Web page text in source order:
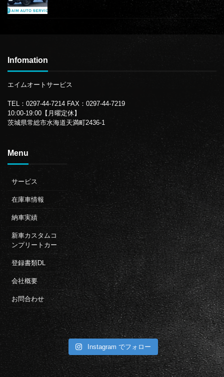
Infomation
エイムオートサービス
TEL：0297-44-7214 FAX：0297-44-7219
10:00-19:00【月曜定休】
茨城県常総市水海道天満町2436-1
Menu
サービス
在庫車情報
納車実績
新車カスタムコ
ンプリートカー
登録書類DL
会社概要
お問合わせ
Instagram でフォロー